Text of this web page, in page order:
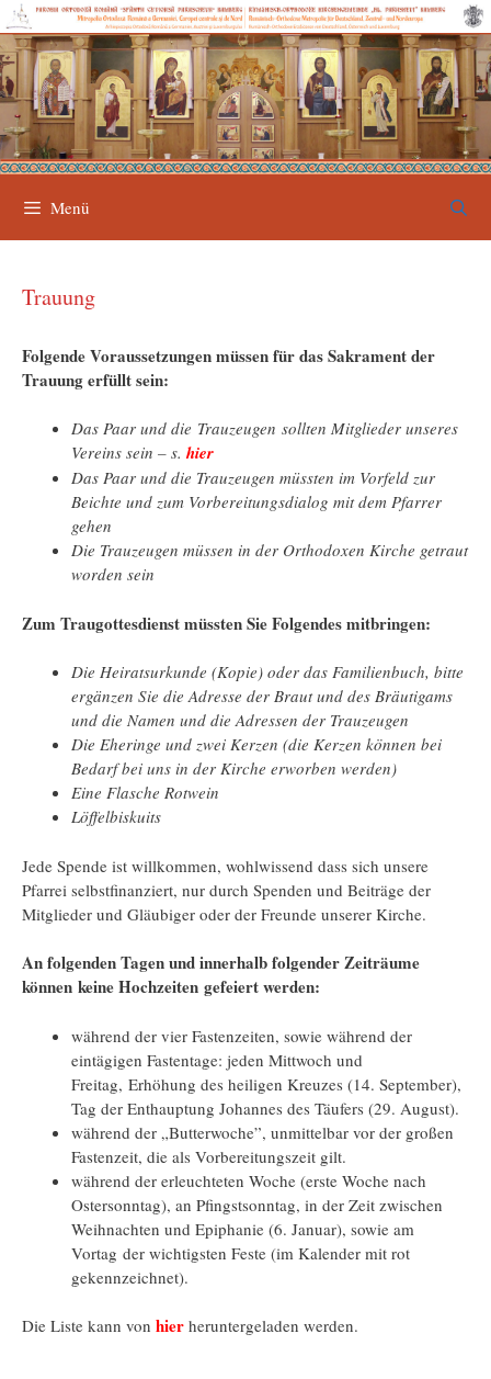
Zum
Inhalt
springen
Menü
Trauung
Folgende Voraussetzungen müssen für das Sakrament der
Trauung erfüllt sein:
Das Paar und die Trauzeugen sollten Mitglieder unseres
Vereins sein – s. hier
Das Paar und die Trauzeugen müssten im Vorfeld zur
Beichte und zum Vorbereitungsdialog mit dem Pfarrer
gehen
Die Trauzeugen müssen in der Orthodoxen Kirche getraut
worden sein
Zum Traugottesdienst müssten Sie Folgendes mitbringen:
Die Heiratsurkunde (Kopie) oder das Familienbuch, bitte
ergänzen Sie die Adresse der Braut und des Bräutigams
und die Namen und die Adressen der Trauzeugen
Die Eheringe und zwei Kerzen (die Kerzen können bei
Bedarf bei uns in der Kirche erworben werden)
Eine Flasche Rotwein
Löffelbiskuits
Jede Spende ist willkommen, wohlwissend dass sich unsere
Pfarrei selbstfinanziert, nur durch Spenden und Beiträge der
Mitglieder und Gläubiger oder der Freunde unserer Kirche.
An folgenden Tagen und innerhalb folgender Zeiträume
können keine Hochzeiten gefeiert werden:
während der vier Fastenzeiten, sowie während der
eintägigen Fastentage: jeden Mittwoch und
Freitag, Erhöhung des heiligen Kreuzes (14. September),
Tag der Enthauptung Johannes des Täufers (29. August).
während der „Butterwoche”, unmittelbar vor der großen
Fastenzeit, die als Vorbereitungszeit gilt.
während der erleuchteten Woche (erste Woche nach
Ostersonntag), an Pfingstsonntag, in der Zeit zwischen
Weihnachten und Epiphanie (6. Januar), sowie am
Vortag der wichtigsten Feste (im Kalender mit rot
gekennzeichnet).
Die Liste kann von hier heruntergeladen werden.